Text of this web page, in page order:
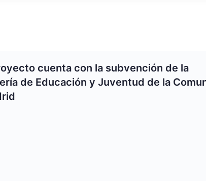
cuenta con la subvención de la
de Educación y Juventud de la